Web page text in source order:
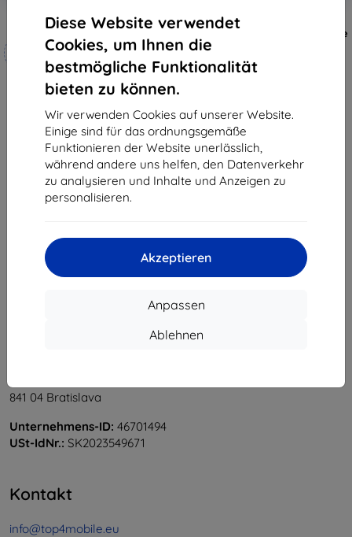
Diese Website verwendet
Cookies, um Ihnen die
bestmögliche Funktionalität
bieten zu können.
Wir verwenden Cookies auf unserer Website.
Einige sind für das ordnungsgemäße
Funktionieren der Website unerlässlich,
während andere uns helfen, den Datenverkehr
zu analysieren und Inhalte und Anzeigen zu
personalisieren.
Akzeptieren
Anpassen
Ablehnen
3mk Hammer Schutzfolie
Maßgeschneidert
hergestellt
€ 18,90
€ 17,02
Auf Lager 4 Stk.
3MK Silver Protect+ HTC U20 5G
nass angebrachte antimikrobielle
€ 7,90
€ 6,22
vom ganzen6.
«
841 04 Bratislava
Unternehmens-ID: 46701494
USt-IdNr.: SK2023549671
Kontakt
info@top4mobile.eu